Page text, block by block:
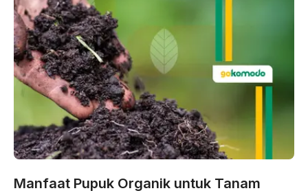
Manfaat Pupuk Organik untuk Tanam